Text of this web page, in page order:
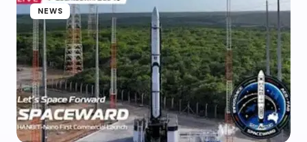
NEWS